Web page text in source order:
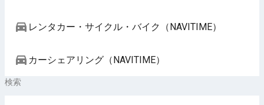
レンタカー・サイクル・バイク（NAVITIME）
カーシェアリング（NAVITIME）
検索